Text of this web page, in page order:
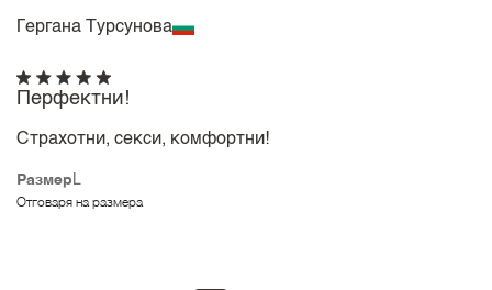
Гергана Турсунова
Размер L
Отговаря на размера
Перфектни!
Страхотни, секси, комфортни!